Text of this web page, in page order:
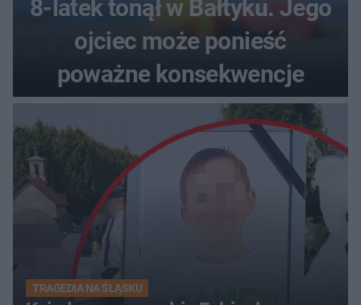
8-latek tonął w Bałtyku. Jego
ojciec może ponieść
poważne konsekwencje
TRAGEDIA NA ŚLĄSKU